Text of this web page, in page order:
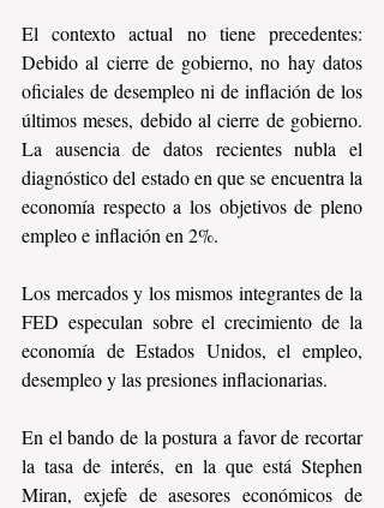
El contexto actual no tiene precedentes:
Debido al cierre de gobierno, no hay datos
oficiales de desempleo ni de inflación de los
últimos meses, debido al cierre de gobierno.
La ausencia de datos recientes nubla el
diagnóstico del estado en que se encuentra la
economía respecto a los objetivos de pleno
empleo e inflación en 2%.
Los mercados y los mismos integrantes de la
FED especulan sobre el crecimiento de la
economía de Estados Unidos, el empleo,
desempleo y las presiones inflacionarias.
En el bando de la postura a favor de recortar
la tasa de interés, en la que está Stephen
Miran, exjefe de asesores económicos de